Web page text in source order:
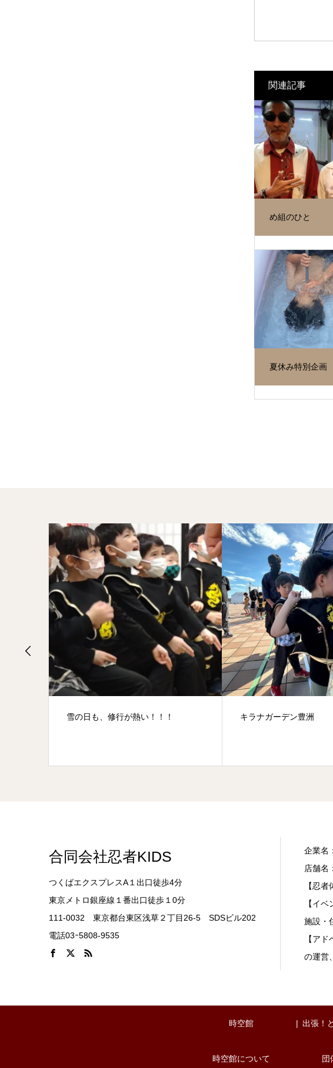
関連記事
め組のひと
夏休み特別企画
キラナガーデン豊洲 仁左衛門の過去
合同会社忍者KIDS
つくばエクスプレスA１出口徒歩4分
東京メトロ銀座線１番出口徒歩１0分
111-0032 東京都台東区浅草２丁目26-5 SDSビル202
電話03ｰ5808-9535
企業名
店舗名
【忍
【イ
施設・
【ア
の運営
時空館
時空館について
出張！
団